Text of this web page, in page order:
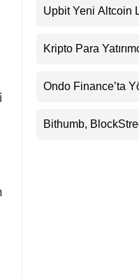
Beklentisini
Upbit Yeni Altcoin
Görecek
Kripto Para
Ondo Finance’ta
Kontrolü
Bithumb,